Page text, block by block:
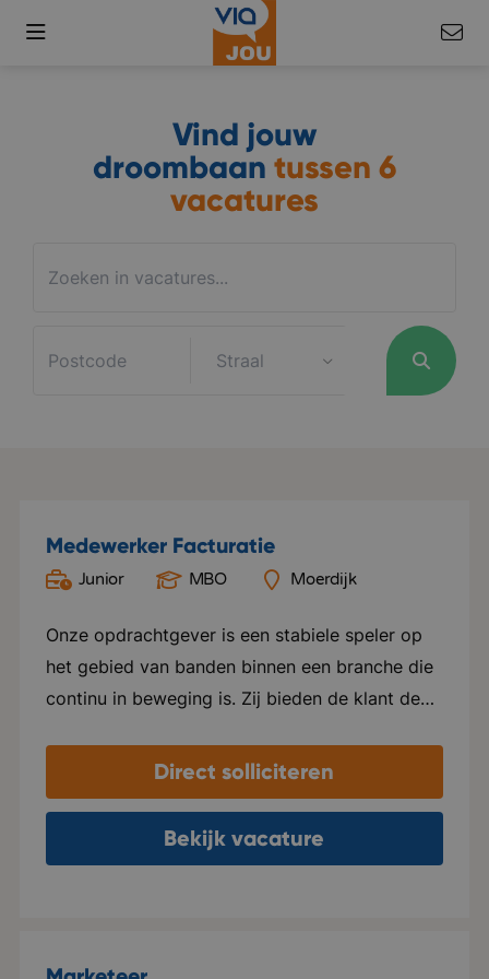
Vind jouw
droombaan tussen 6
vacatures
Medewerker Facturatie
Junior MBO Moerdijk
Onze opdrachtgever is een stabiele speler op
het gebied van banden binnen een branche die
continu in beweging is. Zij bieden de klant de
voorraad bevat alle A-merken, maar ze laten
ook private labels produceren. Kortom, ze
leveren kwaliteit! De organisatie is een holding
waaronder een aantal zusterbedrijven vallen. In
Direct solliciteren
Bekijk vacature